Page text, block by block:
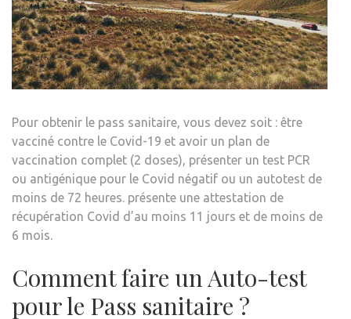
Pour obtenir le pass sanitaire, vous devez soit : être
vacciné contre le Covid-19 et avoir un plan de
vaccination complet (2 doses), présenter un test PCR
ou antigénique pour le Covid négatif ou un autotest de
moins de 72 heures. présente une attestation de
récupération Covid d’au moins 11 jours et de moins de
6 mois.
Comment faire un Auto-test
pour le Pass sanitaire ?